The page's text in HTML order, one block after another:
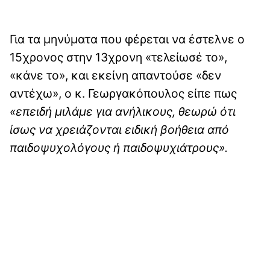
Για τα μηνύματα που φέρεται να έστελνε ο
15χρονος στην 13χρονη «τελείωσέ το»,
«κάνε το», και εκείνη απαντούσε «δεν
αντέχω», ο κ. Γεωργακόπουλος είπε πως
«επειδή μιλάμε για ανήλικους, θεωρώ ότι
ίσως να χρειάζονται ειδική βοήθεια από
παιδοψυχολόγους ή παιδοψυχιάτρους».